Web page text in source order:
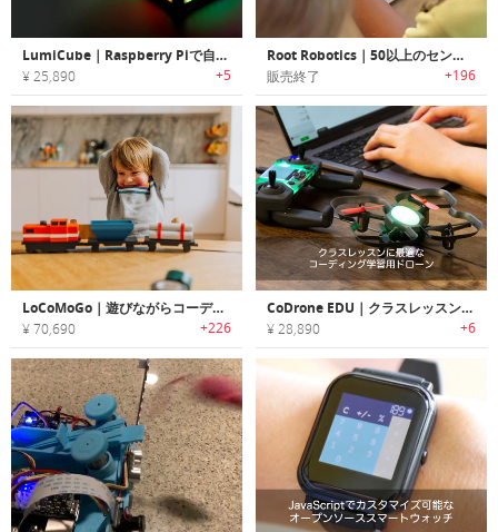
LumiCube｜Raspberry Piで自由にコーディング可能なLEDキューブ「ルミキューブ」
¥ 25,890 +5
Root Robotics｜50以上のセンサーとアクチュエータを搭載したSTEMコーディングロボット「ルート」
販売終了 +196
LoCoMoGo｜遊びながらコーディングを学べるトレインキット「ロコモゴー」
¥ 70,690 +226
CoDrone EDU｜クラスレッスンに最適なコーディング学習用ドローン「コードローンEDU」
¥ 28,890 +6